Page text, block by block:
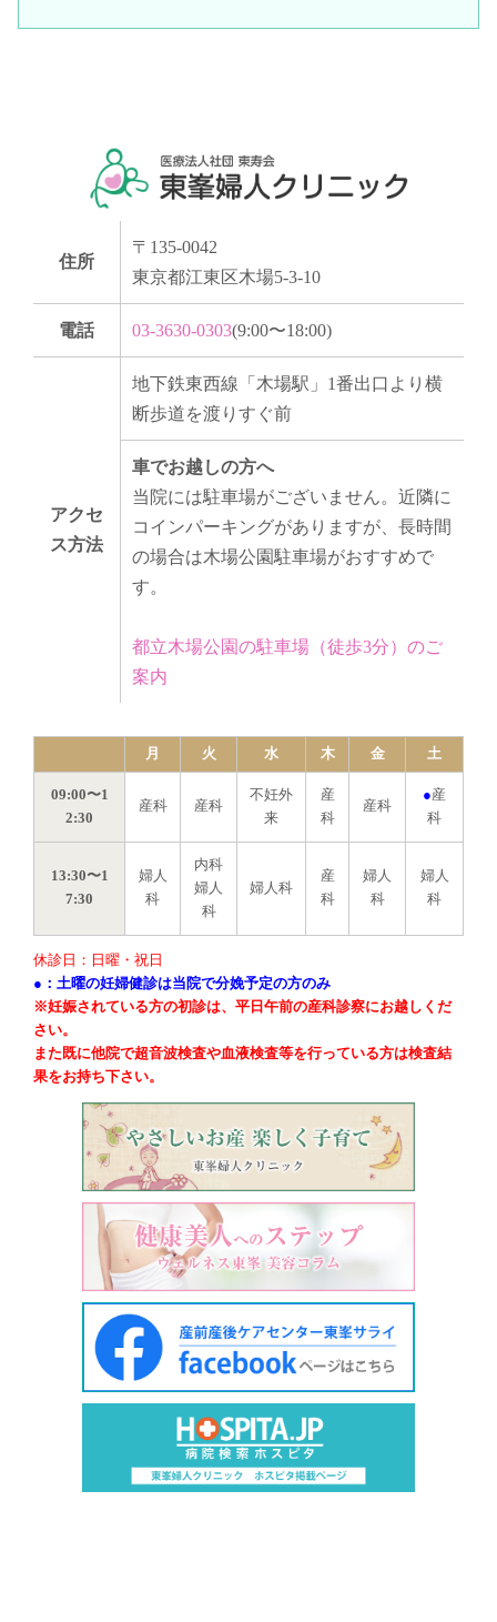
住所
〒135-0042
東京都江東区木場5-3-10
電話 03-3630-0303(9:00〜18:00)
アクセ
ス方法
地下鉄東西線「木場駅」1番出口より横
断歩道を渡りすぐ前
車でお越しの方へ
当院には駐車場がございません。近隣に
コインパーキングがありますが、長時間
の場合は木場公園駐車場がおすすめで
す。
都立木場公園の駐車場（徒歩3分）のご
案内
休診日：日曜・祝日
●：土曜の妊婦健診は当院で分娩予定の方のみ
※妊娠されている方の初診は、平日午前の産科診察にお越しくだ
さい。
また既に他院で超音波検査や血液検査等を行っている方は検査結
果をお持ち下さい。
月 火 水 木 金 土
09:00〜1
2:30
産科 産科
不妊外
来
産
科
産科
●産
科
13:30〜1
7:30
婦人
科
内科
婦人
科
婦人科
産
科
婦人
科
婦人
科